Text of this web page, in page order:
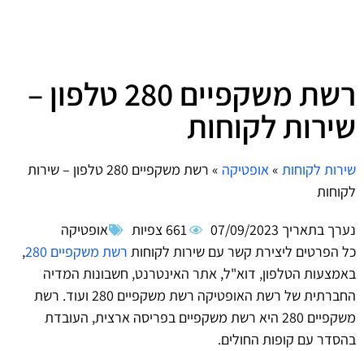
רשת משקפיים 280 טלפון –
שירות לקוחות
שירות לקוחות »אופטיקה »
רשת משקפיים 280 טלפון – שירות
לקוחות
נערך בתאריך 07/09/2023 661 צפיות
אופטיקה
כל הפרטים ליצירת קשר עם שירות לקוחות רשת משקפיים 280
,
באמצעות הטלפון, דוא"ל, אתר האינטרנט, חשבונות המדיה
החברתית של רשת האופטיקה רשת משקפיים 280 ועוד. רשת
משקפיים 280 היא רשת משקפיים בפריסה ארצית, העובדת
בהסדר עם קופות החולים.